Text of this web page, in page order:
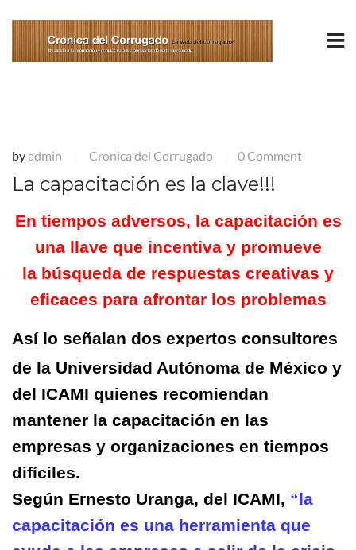
by admin Cronica del Corrugado 0 Comment
La capacitación es la clave!!!
En tiempos adversos, la capacitación es
una llave que incentiva y promueve
la búsqueda de respuestas creativas y
eficaces para afrontar los problemas
Así lo señalan dos expertos consultores
de la Universidad Autónoma de México y
del ICAMI quienes recomiendan
mantener la capacitación en las
empresas y organizaciones en tiempos
difíciles.
Según Ernesto Uranga, del ICAMI, “la
capacitación es una herramienta que